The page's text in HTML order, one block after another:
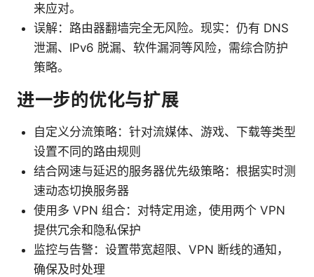
来应对。
误解：路由器翻墙完全无风险。现实：仍有 DNS
泄漏、IPv6 脱漏、软件漏洞等风险，需综合防护
策略。
进一步的优化与扩展
自定义分流策略：针对流媒体、游戏、下载等类型
设置不同的路由规则
结合网速与延迟的服务器优先级策略：根据实时测
速动态切换服务器
使用多 VPN 组合：对特定用途，使用两个 VPN
提供冗余和隐私保护
监控与告警：设置带宽超限、VPN 断线的通知，
确保及时处理